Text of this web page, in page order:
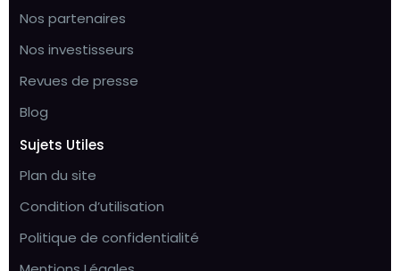
Nos partenaires
Nos investisseurs
Revues de presse
Blog
Sujets Utiles
Plan du site
Condition d’utilisation
Politique de confidentialité